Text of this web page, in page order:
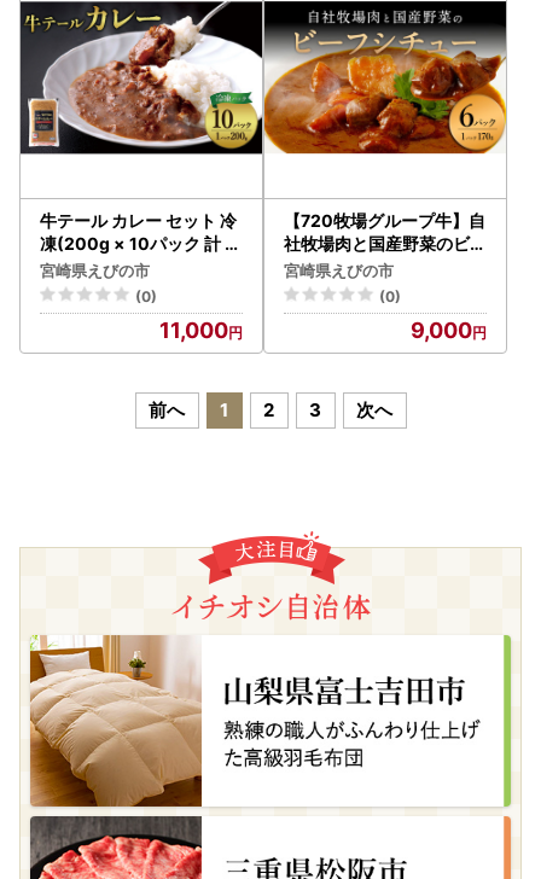
牛テール カレー セット 冷
凍(200g × 10パック 計 2,
000g) ビーフカレー 肉 牛
ギフト 常備食 保存食 非常
食 冷凍 簡易包装 送料無料
宮崎県えびの市
(0)
11,000
【720牧場グループ牛】自
社牧場肉と国産野菜のビー
フシチュー 170g×6パック
「720牧場グループ牛」1
00％使用 ビーフシチュー
デミグラスソース 牛肉 惣
菜 レトルト 便利 時短 おか
ごはん 宮崎県 えびの市 送
料無料
宮崎県えびの市
(0)
9,000
前へ 1 2 3 次へ